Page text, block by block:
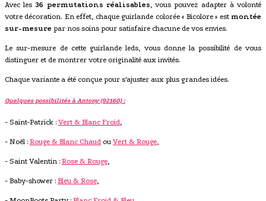
Avec les 36 permutations réalisables, vous pouvez adapter à volonté
votre décoration. En effet, chaque guirlande colorée « Bicolore » est montée
sur-mesure par nos soins pour satisfaire chacune de vos envies.
Le sur-mesure de cette guirlande leds, vous donne la possibilité de vous
distinguer et de montrer votre originalité aux invités.
Chaque variante a été conçue pour s'ajuster aux plus grandes idées.
Quelques possibilités à Antony (92160) :
- Saint-Patrick : Vert & Blanc Froid,
- Noël : Rouge & Blanc Chaud ou Vert & Rouge,
- Saint Valentin : Rose & Rouge,
- Baby-shower : Bleu & Rose,